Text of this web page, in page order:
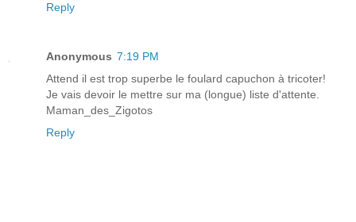
Reply
Anonymous 7:19 PM
Attend il est trop superbe le foulard capuchon à tricoter!
Je vais devoir le mettre sur ma (longue) liste d'attente.
Maman_des_Zigotos
Reply